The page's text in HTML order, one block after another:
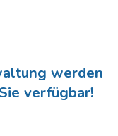
werden
verfügbar!